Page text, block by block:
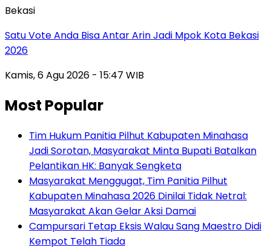
Bekasi
Satu Vote Anda Bisa Antar Arin Jadi Mpok Kota Bekasi
2026
Kamis, 6 Agu 2026 - 15:47 WIB
Most Popular
Tim Hukum Panitia Pilhut Kabupaten Minahasa
Jadi Sorotan, Masyarakat Minta Bupati Batalkan
Pelantikan HK: Banyak Sengketa
Masyarakat Menggugat, Tim Panitia Pilhut
Kabupaten Minahasa 2026 Dinilai Tidak Netral:
Masyarakat Akan Gelar Aksi Damai
Campursari Tetap Eksis Walau Sang Maestro Didi
Kempot Telah Tiada